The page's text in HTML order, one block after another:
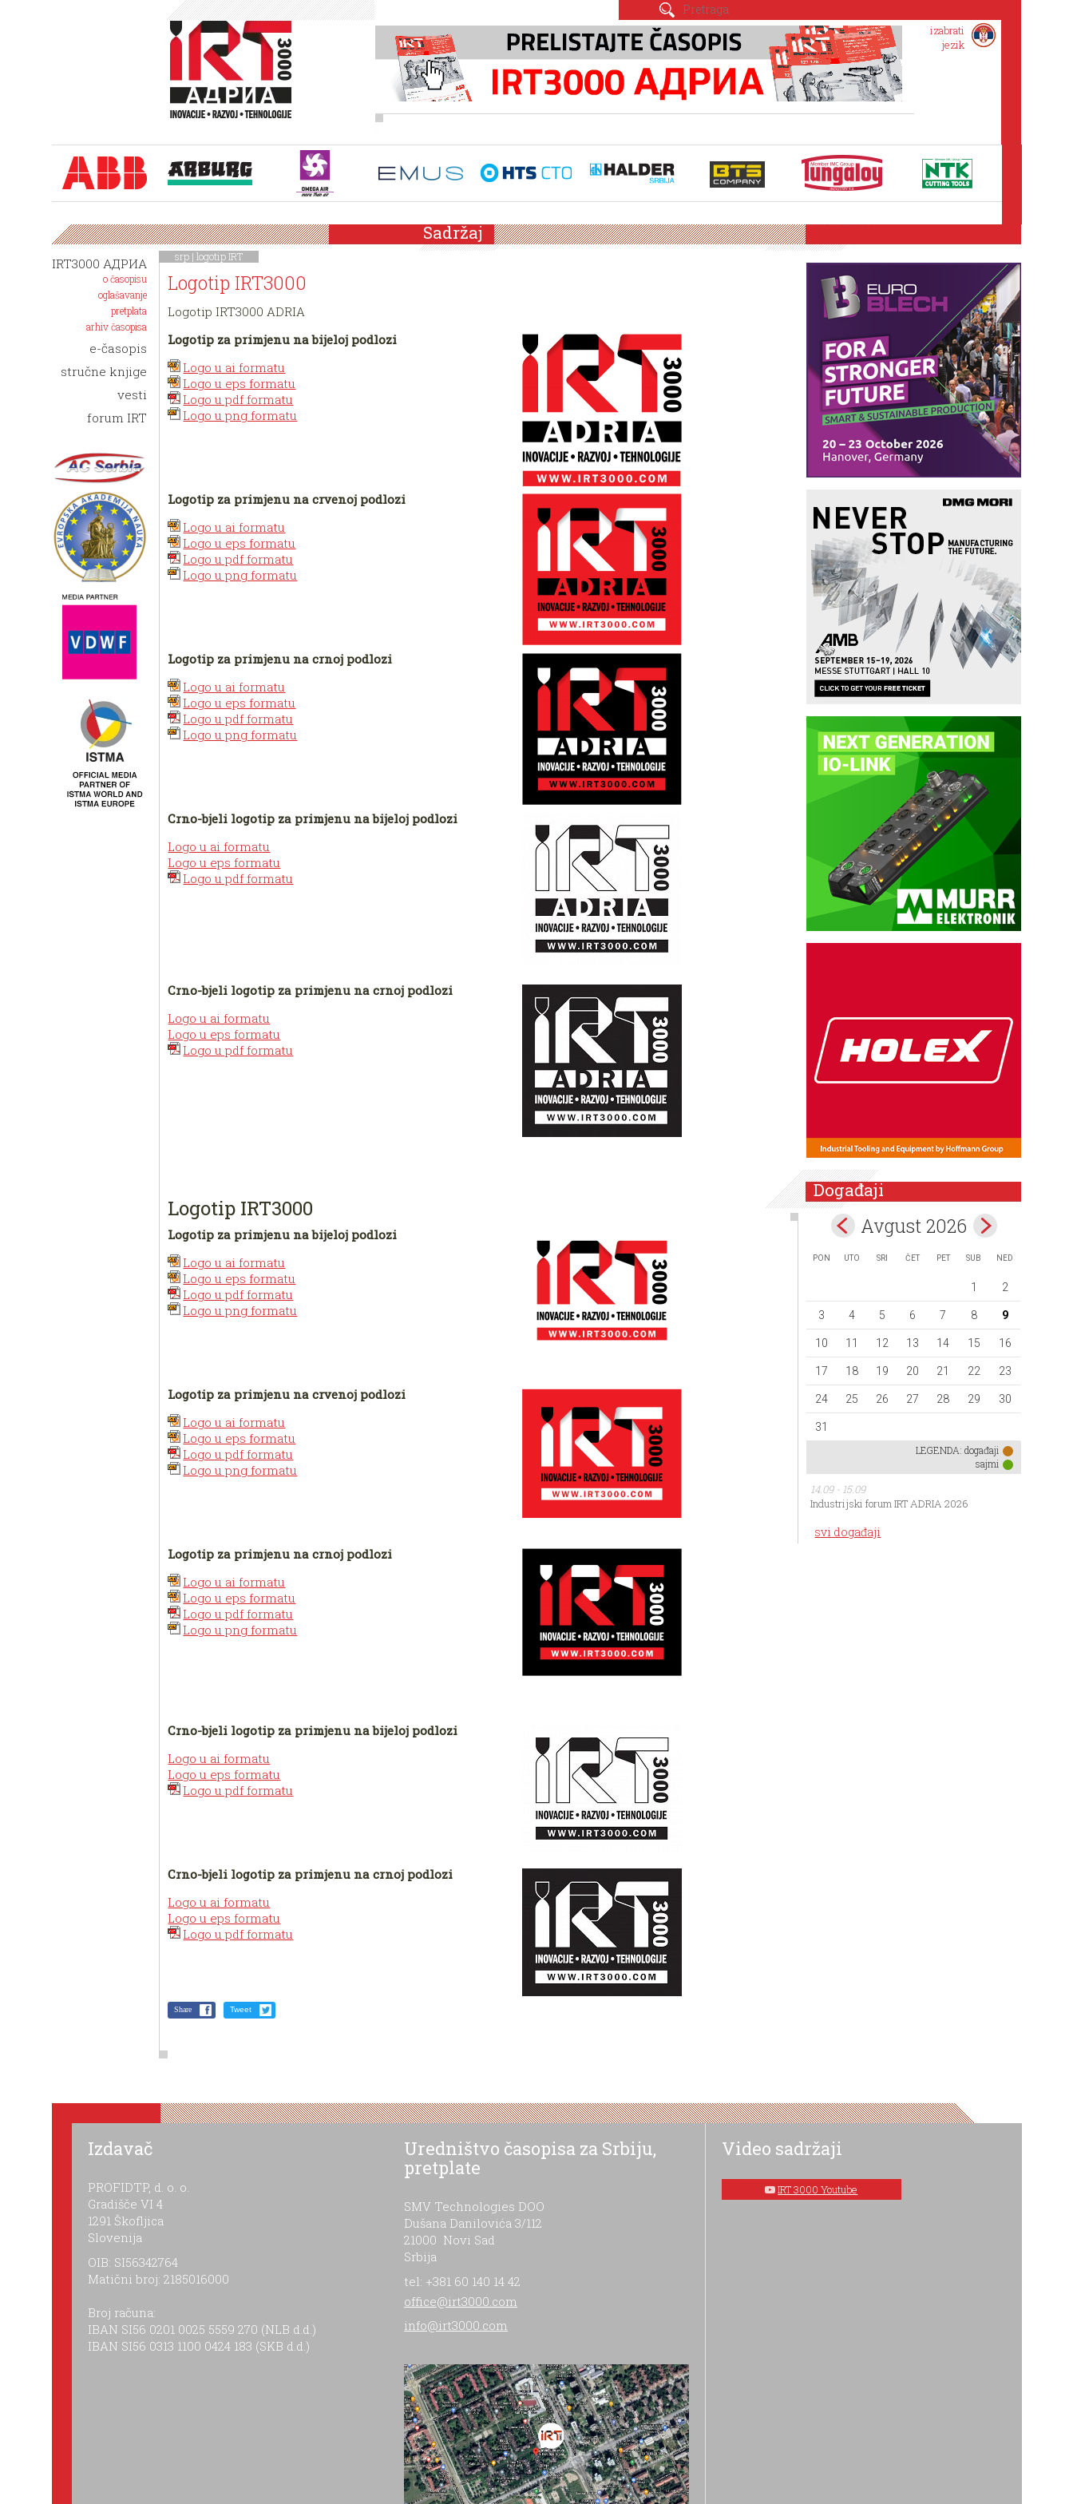
izabrati
jezik
IRT3000 АДРИА
o časopisu
oglašavanje
pretplata
arhiv časopisa
e-časopis
stručne knjige
vesti
forum IRT
Sadržaj
srp |logotip IRT
Logotip IRT3000
Logotip IRT3000 ADRIA
Logotip za primjenu na bijeloj podlozi
Logo u ai formatu
Logo u eps formatu
Logo u pdf formatu
Logo u png formatu
Logotip za primjenu na crvenoj podlozi
Logo u ai formatu
Logo u eps formatu
Logo u pdf formatu
Logo u png formatu
Logotip za primjenu na crnoj podlozi
Logo u ai formatu
Logo u eps formatu
Logo u pdf formatu
Logo u png formatu
Crno-bjeli logotip za primjenu na bijeloj podlozi
Logo u ai formatu
Logo u eps formatu
Logo u pdf formatu
Crno-bjeli logotip za primjenu na crnoj podlozi
Logo u ai formatu
Logo u eps formatu
Logo u pdf formatu
Logotip IRT3000
Logotip za primjenu na bijeloj podlozi
Logo u ai formatu
Logo u eps formatu
Logo u pdf formatu
Logo u png formatu
Logotip za primjenu na crvenoj podlozi
Logo u ai formatu
Logo u eps formatu
Logo u pdf formatu
Logo u png formatu
Logotip za primjenu na crnoj podlozi
Logo u ai formatu
Logo u eps formatu
Logo u pdf formatu
Logo u png formatu
Crno-bjeli logotip za primjenu na bijeloj podlozi
Logo u ai formatu
Logo u eps formatu
Logo u pdf formatu
Crno-bjeli logotip za primjenu na crnoj podlozi
Logo u ai formatu
Logo u eps formatu
Logo u pdf formatu
Share Tweet
Događaji
Avgust 2026
PON UTO SRI ČET PET SUB NED
1 2
3 4 5 6 7 8 9
10 11 12 13 14 15 16
17 18 19 20 21 22 23
24 25 26 27 28 29 30
31
LEGENDA: događaji
sajmi
14.09 - 15.09
Industrijski forum IRT ADRIA 2026
svi događaji
Izdavač
PROFIDTP, d. o. o.
Gradišče VI 4
1291 Škofljica
Slovenija
OIB: SI56342764
Matični broj: 2185016000
Broj računa:
IBAN SI56 0201 0025 5559 270 (NLB d.d.)
IBAN SI56 0313 1100 0424 183 (SKB d.d.)
Uredništvo časopisa za Srbiju,
pretplate
SMV Technologies DOO
Dušana Danilovića 3/112
21000 Novi Sad
Srbija
tel: +381 60 140 14 42
office@irt3000.com
info@irt3000.com
Video sadržaji
IRT 3000 Youtube